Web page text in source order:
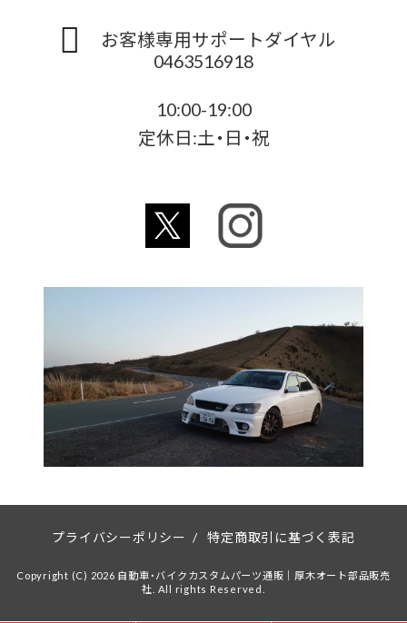
お客様専用サポートダイヤル
0463516918
10:00-19:00
定休日:土・日・祝
プライバシーポリシー / 特定商取引に基づく表記
Copyright (C) 2026 自動車・バイクカスタムパーツ通販｜厚木オート部品販売
社. All rights Reserved.